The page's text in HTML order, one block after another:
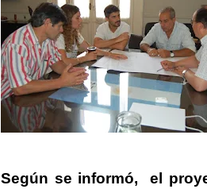
Según se informó, el